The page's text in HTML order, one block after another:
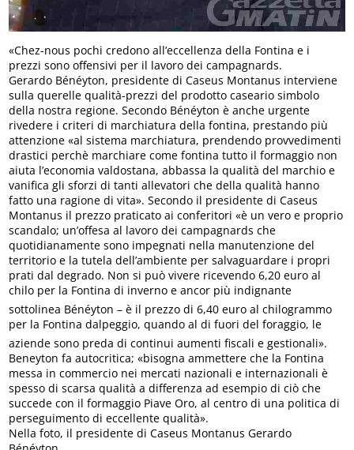
«Chez-nous pochi credono all’eccellenza della Fontina e i
prezzi sono offensivi per il lavoro dei campagnards.
Gerardo Bénéyton, presidente di Caseus Montanus interviene
sulla querelle qualità-prezzi del prodotto caseario simbolo
della nostra regione. Secondo Bénéyton è anche urgente
rivedere i criteri di marchiatura della fontina, prestando più
attenzione «al sistema marchiatura, prendendo provvedimenti
drastici perchè marchiare come fontina tutto il formaggio non
aiuta l’economia valdostana, abbassa la qualità del marchio e
vanifica gli sforzi di tanti allevatori che della qualità hanno
fatto una ragione di vita». Secondo il presidente di Caseus
Montanus il prezzo praticato ai conferitori «è un vero e proprio
scandalo; un’offesa al lavoro dei campagnards che
quotidianamente sono impegnati nella manutenzione del
territorio e la tutela dell’ambiente per salvaguardare i propri
prati dal degrado. Non si può vivere ricevendo 6,20 euro al
chilo per la Fontina di inverno e ancor più indignante 
sottolinea Bénéyton – è il prezzo di 6,40 euro al chilogrammo
per la Fontina dalpeggio, quando al di fuori del foraggio, le
aziende sono preda di continui aumenti fiscali e gestionali».
Beneyton fa autocritica; «bisogna ammettere che la Fontina
messa in commercio nei mercati nazionali e internazionali è
spesso di scarsa qualità a differenza ad esempio di ciò che
succede con il formaggio Piave Oro, al centro di una politica di
perseguimento di eccellente qualità».
Nella foto, il presidente di Caseus Montanus Gerardo